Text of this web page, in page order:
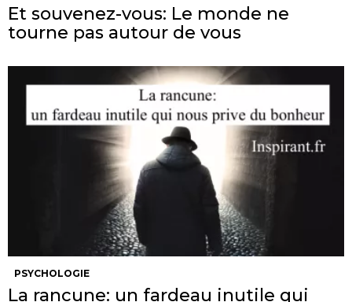
Et souvenez-vous: Le monde ne
tourne pas autour de vous
PSYCHOLOGIE
La rancune: un fardeau inutile qui